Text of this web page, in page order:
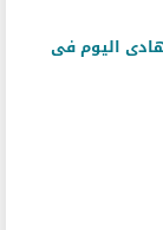
اليوم فى